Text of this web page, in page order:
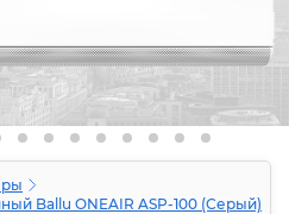
Оферта
Ballu ONEAIR ASP-100 (Серый)